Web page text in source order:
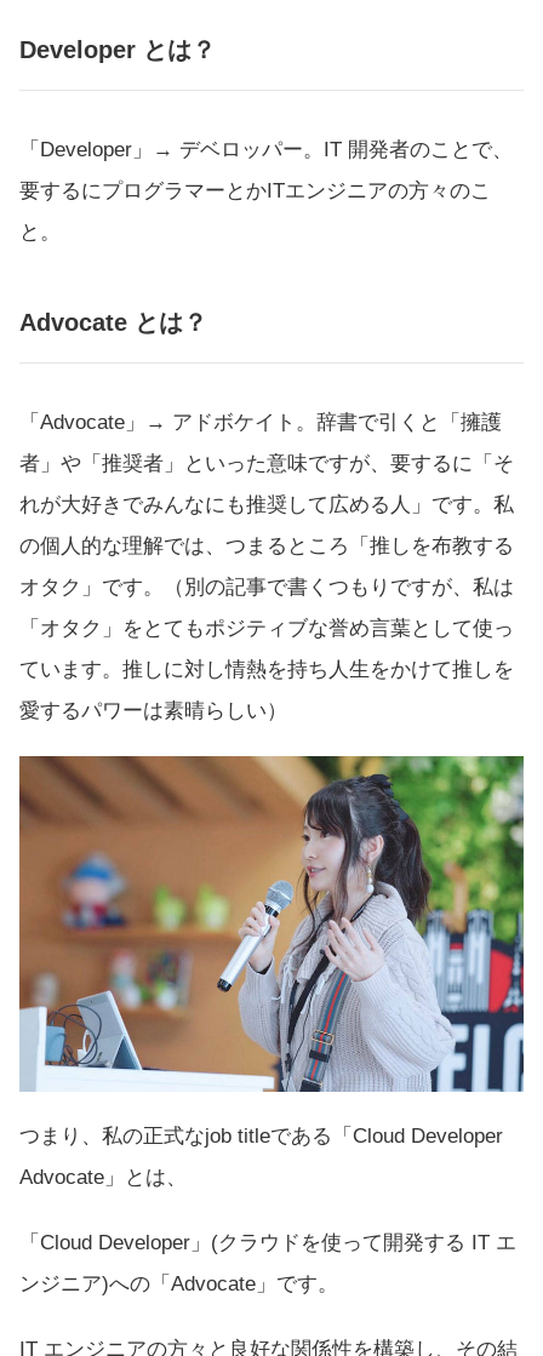
Developer とは？
「Developer」→ デベロッパー。IT 開発者のことで、
要するにプログラマーとかITエンジニアの方々のこ
と。
Advocate とは？
「Advocate」→ アドボケイト。辞書で引くと「擁護
者」や「推奨者」といった意味ですが、要するに「そ
れが大好きでみんなにも推奨して広める人」です。私
の個人的な理解では、つまるところ「推しを布教する
オタク」です。（別の記事で書くつもりですが、私は
「オタク」をとてもポジティブな誉め言葉として使っ
ています。推しに対し情熱を持ち人生をかけて推しを
愛するパワーは素晴らしい）
つまり、私の正式なjob titleである「Cloud Developer
Advocate」とは、
「Cloud Developer」(クラウドを使って開発する IT エ
ンジニア)への「Advocate」です。
IT エンジニアの方々と良好な関係性を構築し、その結